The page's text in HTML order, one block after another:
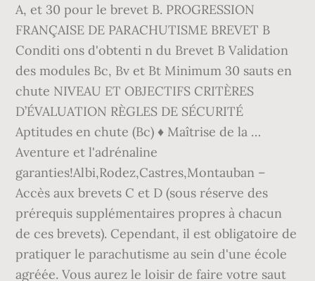
A, et 30 pour le brevet B. PROGRESSION
FRANÇAISE DE PARACHUTISME BREVET B
Conditi ons d'obtenti n du Brevet B Validation
des modules Bc, Bv et Bt Minimum 30 sauts en
chute NIVEAU ET OBJECTIFS CRITÈRES
D’ÉVALUATION RÈGLES DE SÉCURITÉ
Aptitudes en chute (Bc) ♦ Maîtrise de la …
Aventure et l'adrénaline
garanties!Albi,Rodez,Castres,Montauban –
Accès aux brevets C et D (sous réserve des
prérequis supplémentaires propres à chacun
de ces brevets). Cependant, il est obligatoire de
pratiquer le parachutisme au sein d'une école
agréée. Vous aurez le loisir de faire votre saut